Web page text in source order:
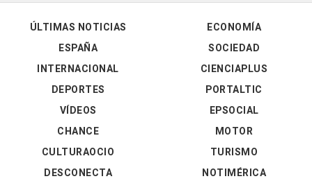
ÚLTIMAS NOTICIAS
ESPAÑA
INTERNACIONAL
DEPORTES
VÍDEOS
ECONOMÍA
SOCIEDAD
CIENCIAPLUS
PORTALTIC
EPSOCIAL
CHANCE
CULTURAOCIO
DESCONECTA
MOTOR
TURISMO
NOTIMÉRICA